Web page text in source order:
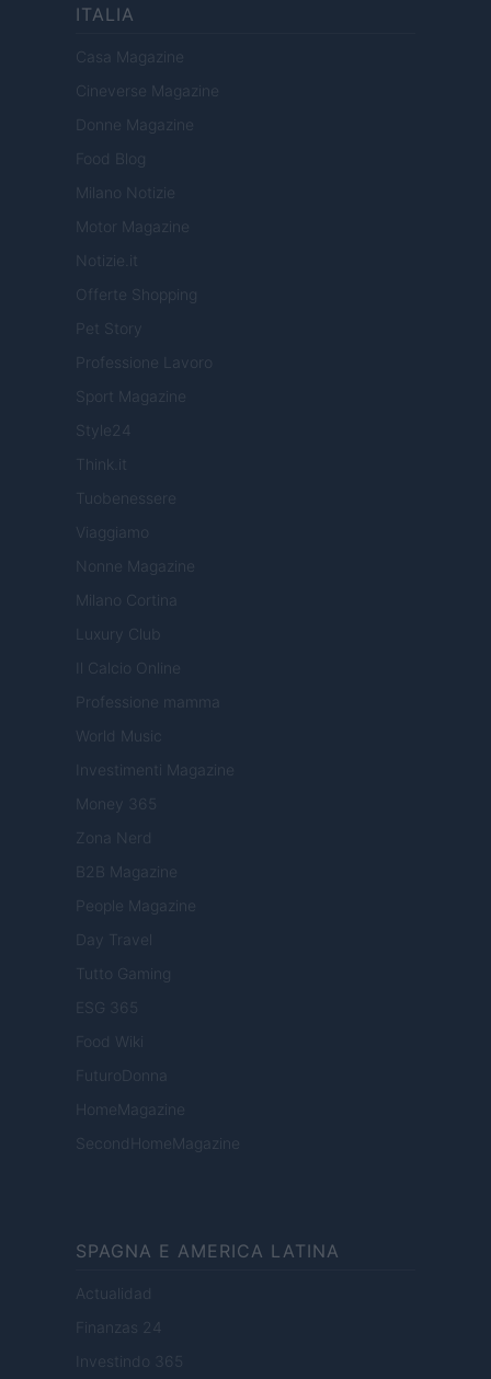
ITALIA
Casa Magazine
Cineverse Magazine
Donne Magazine
Food Blog
Milano Notizie
Motor Magazine
Notizie.it
Offerte Shopping
Pet Story
Professione Lavoro
Sport Magazine
Style24
Think.it
Tuobenessere
Viaggiamo
Nonne Magazine
Milano Cortina
Luxury Club
Il Calcio Online
Professione mamma
World Music
Investimenti Magazine
Money 365
Zona Nerd
B2B Magazine
People Magazine
Day Travel
Tutto Gaming
ESG 365
Food Wiki
FuturoDonna
HomeMagazine
SecondHomeMagazine
SPAGNA E AMERICA LATINA
Actualidad
Finanzas 24
Investindo 365